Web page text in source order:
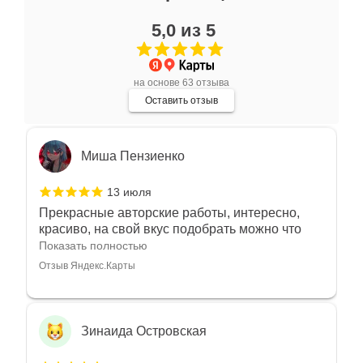
5,0 из 5
на основе 63 отзыва
Оставить отзыв
Очень большой выбор украшений! Каждое -
индивидуально и завораживает своей
красотой! Трудно не купить всё! Спасибо!
Отзыв Яндекс.Карты
Миша Пензиенко
13 июля
Прекрасные авторские работы, интересно,
красиво, на свой вкус подобрать можно что
угодно
Показать полностью
Отзыв Яндекс.Карты
Зинаида Островская